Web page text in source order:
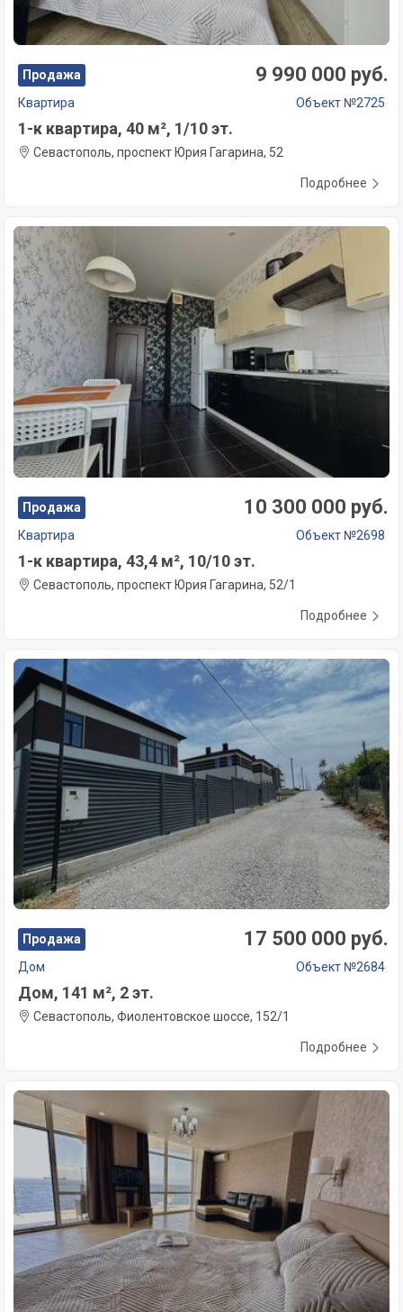
Продажа 9 990 000 руб.
Квартира Объект №2725
1-к квартира, 40 м², 1/10 эт.
Севастополь, проспект Юрия Гагарина, 52
Подробнее
Продажа 10 300 000 руб.
Квартира Объект №2698
1-к квартира, 43,4 м², 10/10 эт.
Севастополь, проспект Юрия Гагарина, 52/1
Подробнее
Продажа 17 500 000 руб.
Дом Объект №2684
Дом, 141 м², 2 эт.
Севастополь, Фиолентовское шоссе, 152/1
Подробнее